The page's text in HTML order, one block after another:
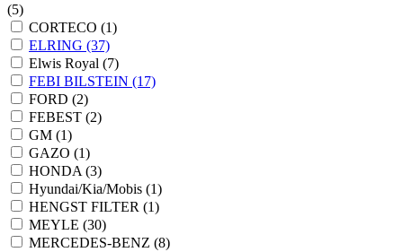
(5)
CORTECO (1)
ELRING (37)
Elwis Royal (7)
FEBI BILSTEIN (17)
FORD (2)
FEBEST (2)
GM (1)
GAZO (1)
HONDA (3)
Hyundai/Kia/Mobis (1)
HENGST FILTER (1)
MEYLE (30)
MERCEDES-BENZ (8)